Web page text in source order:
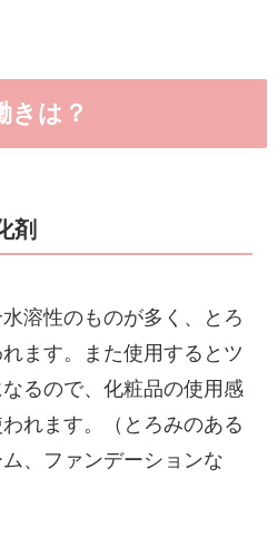
きは？
剤
溶性のものが多く、とろ
ます。また使用するとツ
るので、化粧品の使用感
れます。（とろみのある
、ファンデーションな